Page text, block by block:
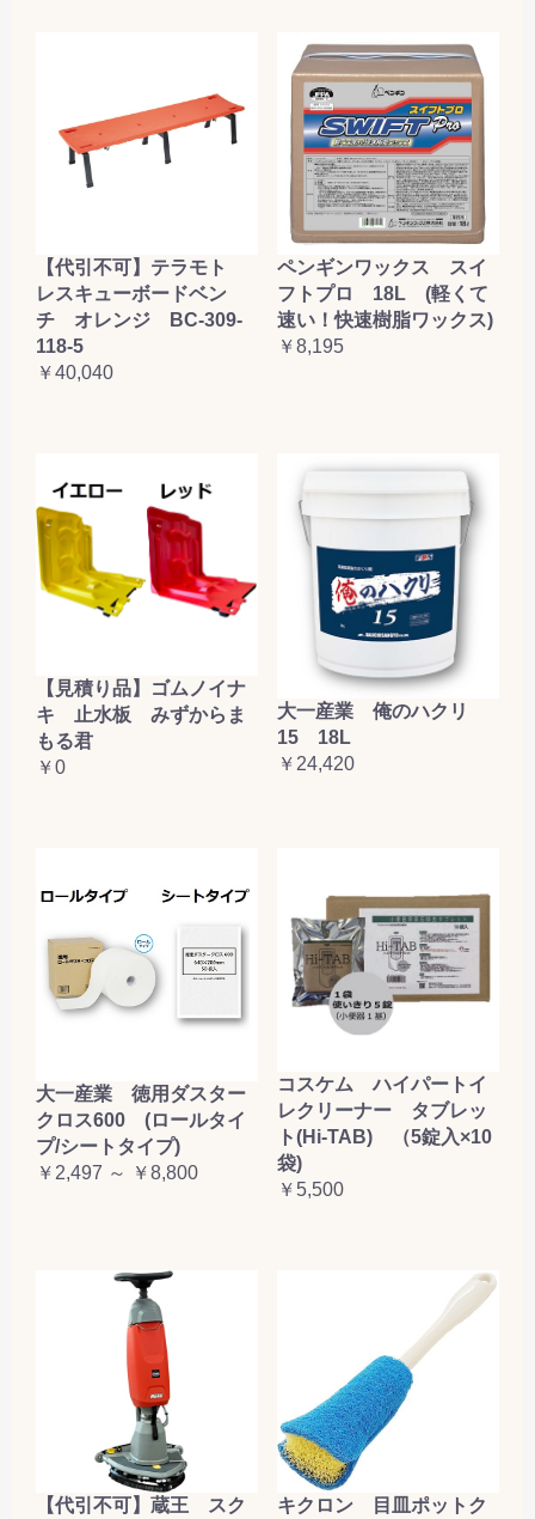
【代引不可】テラモト
レスキューボードベン
チ オレンジ BC-309-
118-5
￥40,040
ペンギンワックス スイ
フトプロ 18L (軽くて
速い！快速樹脂ワックス)
￥8,195
【見積り品】ゴムノイナ
キ 止水板 みずからま
もる君
￥0
大一産業 俺のハクリ
15 18L
￥24,420
大一産業 徳用ダスター
クロス600 (ロールタイ
プ/シートタイプ)
￥2,497 ～ ￥8,800
コスケム ハイパートイ
レクリーナー タブレッ
ト(Hi-TAB) （5錠入×10
袋)
￥5,500
【代引不可】蔵王 スク
キクロン 目皿ポットク